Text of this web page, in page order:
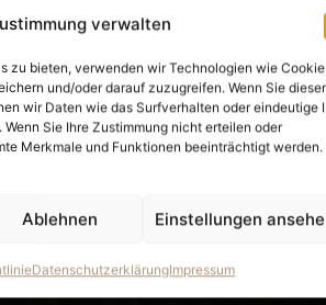
verwalten
zu bieten, verwenden wir Technologien wie
und/oder darauf zuzugreifen. Wenn Sie
wir Daten wie das Surfverhalten oder eindeutige
Sie Ihre Zustimmung nicht erteilen oder
Merkmale und Funktionen beeinträchtigt werden.
Ablehnen Einstellungen
DatenschutzerklärungImpressum